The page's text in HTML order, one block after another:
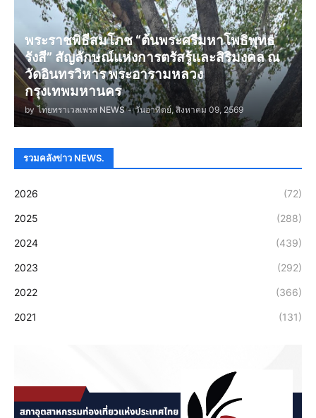
พระราชพิธีสมโภช “ต้นพระศรีมหาโพธิพุทธ
รังสี” สัญลักษณ์แห่งการตรัสรู้และสิริมงคล ณ
วัดอินทรวิหาร พระอารามหลวง
กรุงเทพมหานคร
by ไทยทราเวลเพรส NEWS - วันอาทิตย์, สิงหาคม 09, 2569
รวมคลังข่าว NEWS.
2026 (72)
2025 (288)
2024 (439)
2023 (292)
2022 (366)
2021 (131)